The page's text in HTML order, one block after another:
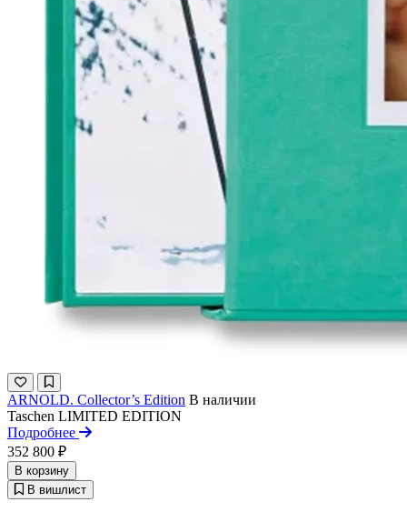
ARNOLD. Collector’s Edition В наличии
Taschen LIMITED EDITION
Подробнее
352 800 ₽
В корзину
В вишлист